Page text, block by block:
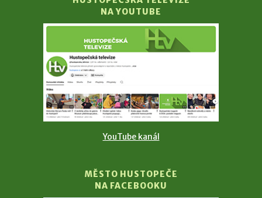
NA YOUTUBE
YouTube kanál
MĚSTO HUSTOPEČE
NA FACEBOOKU